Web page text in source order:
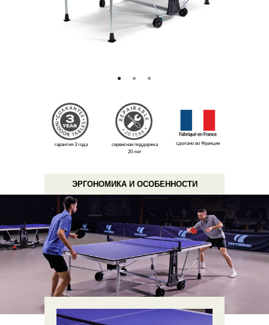
гарантия 3 года
сервисная поддержка
20 лет
сделано во Франции
ЭРГОНОМИКА И ОСОБЕННОСТИ